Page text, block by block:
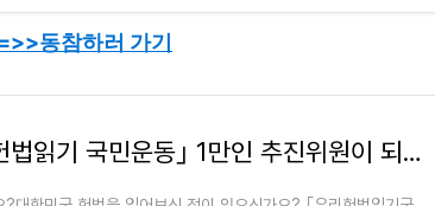
동참하러 가기
｢우리헌법읽기 국민운동｣ 1만인 추진위원이 되어주십시오.